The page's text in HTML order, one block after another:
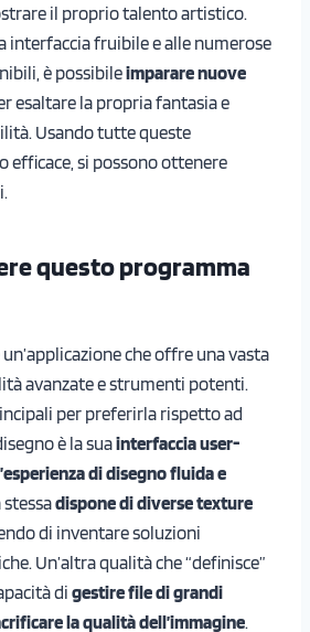
il proprio talento artistico.
interfaccia fruibile e alle numerose
è possibileimparare nuove
esaltare la propria fantasia e
Usando tutte queste
efficace, si possono ottenere
questo programma
che offre una vasta
avanzate e strumenti potenti.
per preferirla rispetto ad
è la suainterfaccia user-
di disegno fluida e
stessadispone di diverse texture
di inventare soluzioni
Un’altra qualità che “definisce”
di gestire file di grandi
la qualità dell’immagine.